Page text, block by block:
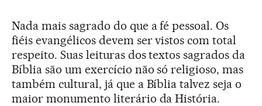
Nada mais sagrado do que a fé pessoal. Os
fiéis evangélicos devem ser vistos com total
respeito. Suas leituras dos textos sagrados da
Bíblia são um exercício não só religioso, mas
também cultural, já que a Bíblia talvez seja o
maior monumento literário da História.